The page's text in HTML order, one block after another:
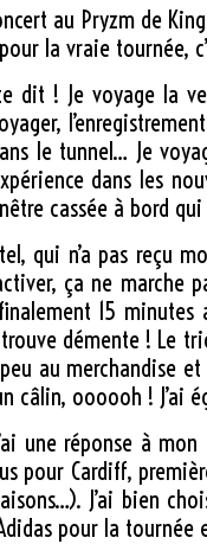
au Pryzm de
la vraie tournée,
dit ! Je voyage la
le tunnel… Je
dans les
cassée à bord
qui n’a pas reçu
ça ne marche
15
démente ! Le
peu au merchandise
câlin, oooooh ! J’ai
une réponse à
pour Cardiff,
J’ai bien
pour la